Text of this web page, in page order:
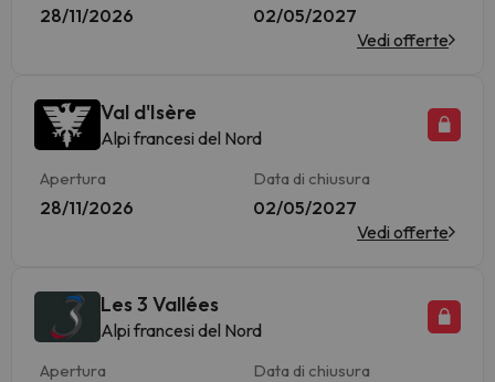
28/11/2026
02/05/2027
Vedi offerte
Val d'Isère
Alpi francesi del Nord
Apertura
28/11/2026
Data di chiusura
02/05/2027
Vedi offerte
Les 3 Vallées
Alpi francesi del Nord
Apertura Data di chiusura